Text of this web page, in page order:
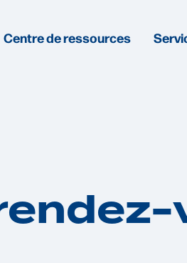
Centre de ressources